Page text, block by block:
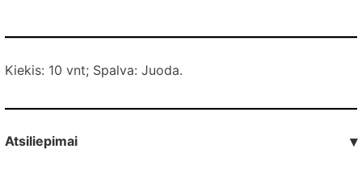
Kiekis: 10 vnt; Spalva: Juoda.
Atsiliepimai ▾